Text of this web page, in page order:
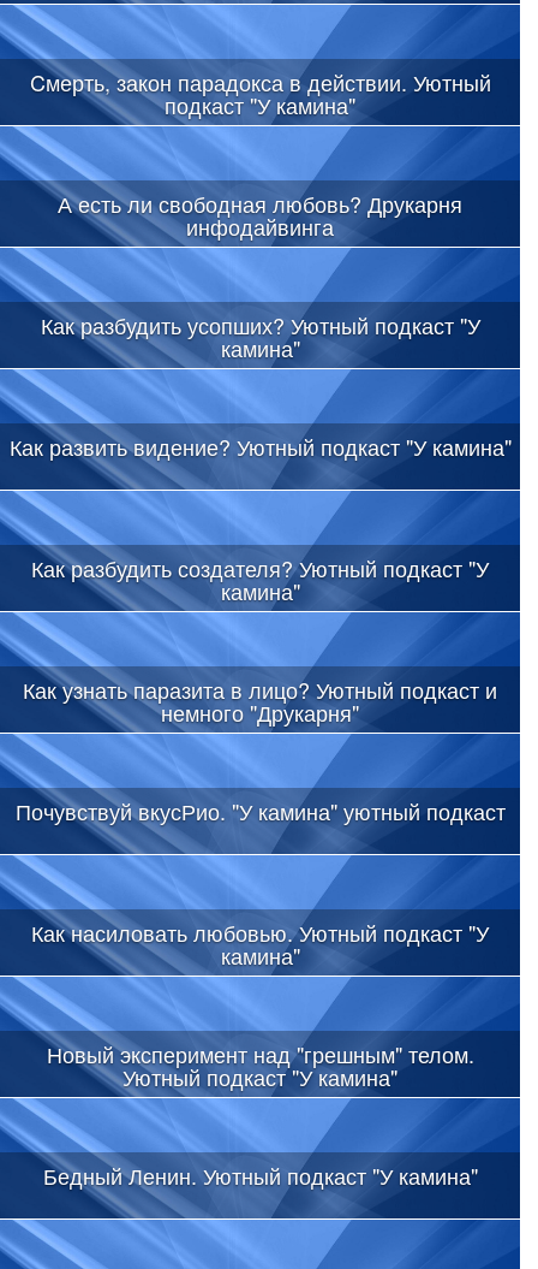
Cмерть, закон парадокса в действии. Уютный
подкаст "У камина"
А есть ли свободная любовь? Друкарня
инфодайвинга
Как разбудить усопших? Уютный подкаст "У
камина"
Как развить видение? Уютный подкаст "У камина"
Как разбудить создателя? Уютный подкаст "У
камина"
Как узнать паразита в лицо? Уютный подкаст и
немного "Друкарня"
Почувствуй вкусРио. "У камина" уютный подкаст
Как насиловать любовью. Уютный подкаст "У
камина"
Новый эксперимент над "грешным" телом.
Уютный подкаст "У камина"
Бедный Ленин. Уютный подкаст "У камина"